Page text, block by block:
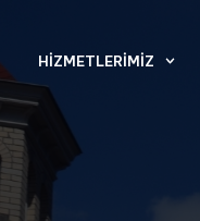
HIZMETLERIMIZ